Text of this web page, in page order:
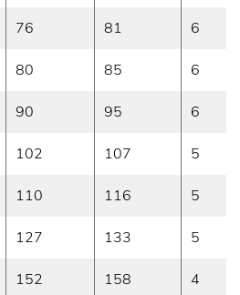
76 81 6
80 85 6
90 95 6
102 107 5
110 116 5
127 133 5
152 158 4